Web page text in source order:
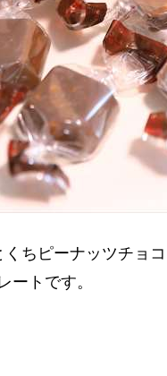
ちピーナッツチョ
ートです。